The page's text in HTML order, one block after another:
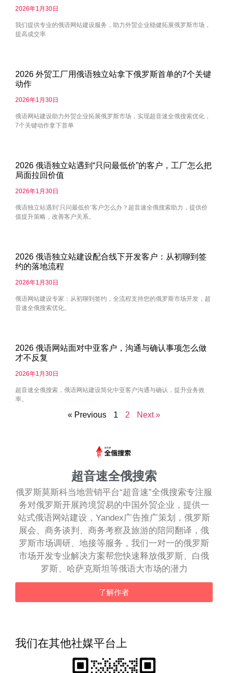
2026年1月30日
我们提供专业的俄语网站建设服务，助力外贸企业稳健拓展俄罗斯市场，
提高成交率
2026 外贸工厂用俄语独立站拿下俄罗斯首单的7个关键
动作
2026年1月30日
俄语网站建设助力外贸企业拓展俄罗斯市场，实现超音速全俄搜索优化，
7个关键动作拿下首单
2026 俄语独立站遇到“只问最低价”的客户，工厂怎么把
局面拉回价值
2026年1月30日
俄语独立站遇到‘只问最低价’客户怎么办？超音速全俄搜索助力，提供价
值提升策略，改善客户关系。
2026 俄语独立站建设配合线下开发客户：从初聊到签
约的落地流程
2026年1月30日
俄语网站建设专家：从初聊到签约，全流程支持您的俄罗斯市场开发，超
音速全俄搜索优化。
2026 俄语网站面对中亚客户，沟通与确认事项怎么做
才不反复
2026年1月30日
超音速全俄搜索，俄语网站建设简化中亚客户沟通与确认，提升业务效
率。
« Previous 1 2 Next »
超音速全俄搜索
俄罗斯莫斯科当地营销平台“超音速”全俄搜索专注服
务对俄罗斯开展跨境贸易的中国外贸企业，提供一
站式俄语网站建设，Yandex广告推广策划，俄罗斯
展会、商务谈判、商务考察及旅游的陪同翻译，俄
罗斯市场调研、地接等服务，我们一对一的俄罗斯
市场开发专业解决方案帮您快速释放俄罗斯、白俄
罗斯、哈萨克斯坦等俄语大市场的潜力
了解作者
我们在其他社媒平台上